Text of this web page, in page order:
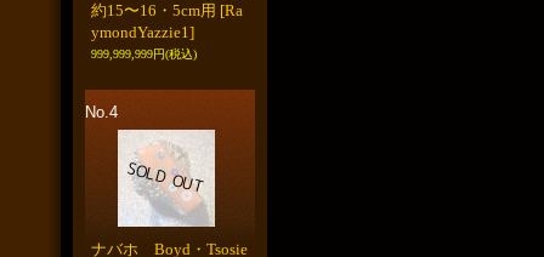
約15〜16・5cm用 [Ra
ymondYazzie1]
999,999,999円(税込)
No.4
ナバホ Boyd・Tsosie